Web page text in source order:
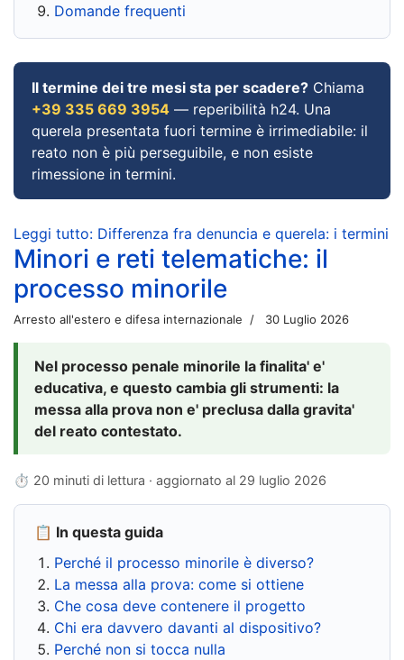
Domande frequenti
Il termine dei tre mesi sta per scadere? Chiama
+39 335 669 3954 — reperibilità h24. Una
querela presentata fuori termine è irrimediabile: il
reato non è più perseguibile, e non esiste
rimessione in termini.
Leggi tutto: Differenza fra denuncia e querela: i termini
Minori e reti telematiche: il
processo minorile
Arresto all'estero e difesa internazionale 30 Luglio 2026
Nel processo penale minorile la finalita' e'
educativa, e questo cambia gli strumenti: la
messa alla prova non e' preclusa dalla gravita'
del reato contestato.
⏱ 20 minuti di lettura · aggiornato al 29 luglio 2026
📋 In questa guida
Perché il processo minorile è diverso?
La messa alla prova: come si ottiene
Che cosa deve contenere il progetto
Chi era davvero davanti al dispositivo?
Perché non si tocca nulla